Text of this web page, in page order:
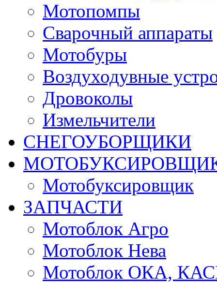
Мотопомпы
Сварочный аппараты
Мотобуры
Воздуходувные
Дровоколы
Измельчители
СНЕГОУБОРЩИКИ
Мотобуксировщик
ЗАПЧАСТИ
Мотоблок Агро
Мотоблок Нева
Мотоблок ОКА,